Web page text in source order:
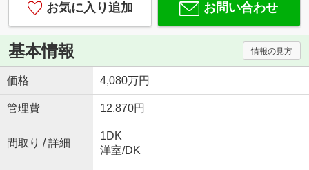
お気に入り追加 お問い合わせ
基本情報 情報の見方
価格 4,080万円
管理費 12,870円
間取り / 詳細
1DK
洋室/DK